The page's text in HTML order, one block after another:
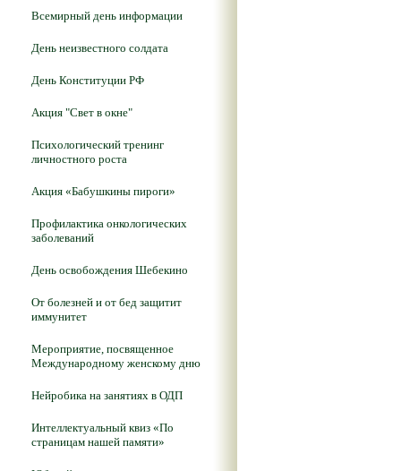
Всемирный день информации
День неизвестного солдата
День Конституции РФ
Акция "Свет в окне"
Психологический тренинг
личностного роста
Акция «Бабушкины пироги»
Профилактика онкологических
заболеваний
День освобождения Шебекино
От болезней и от бед защитит
иммунитет
Мероприятие, посвященное
Международному женскому дню
Нейробика на занятиях в ОДП
Интеллектуальный квиз «По
страницам нашей памяти»